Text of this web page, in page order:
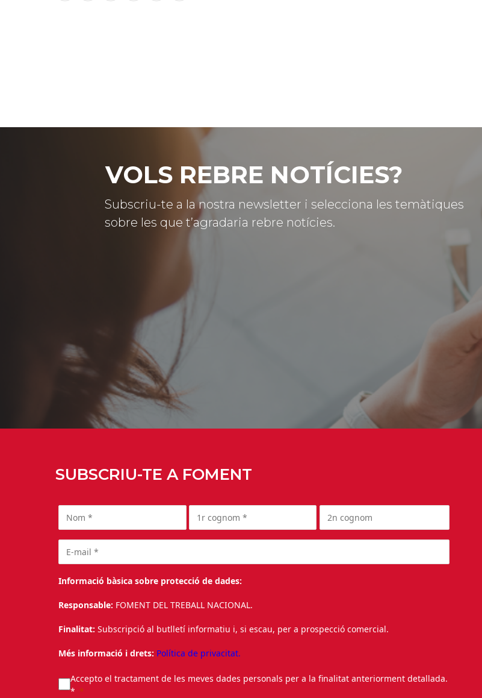
VOLS REBRE NOTÍCIES?
Subscriu-te a la nostra newsletter i selecciona les temàtiques
sobre les que t’agradaria rebre notícies.
SUBSCRIU-TE A FOMENT
Informació bàsica sobre protecció de dades:
Responsable: FOMENT DEL TREBALL NACIONAL.
Finalitat: Subscripció al butlletí informatiu i, si escau, per a prospecció comercial.
Més informació i drets: Política de privacitat.
Accepto el tractament de les meves dades personals per a la finalitat anteriorment detallada.
*